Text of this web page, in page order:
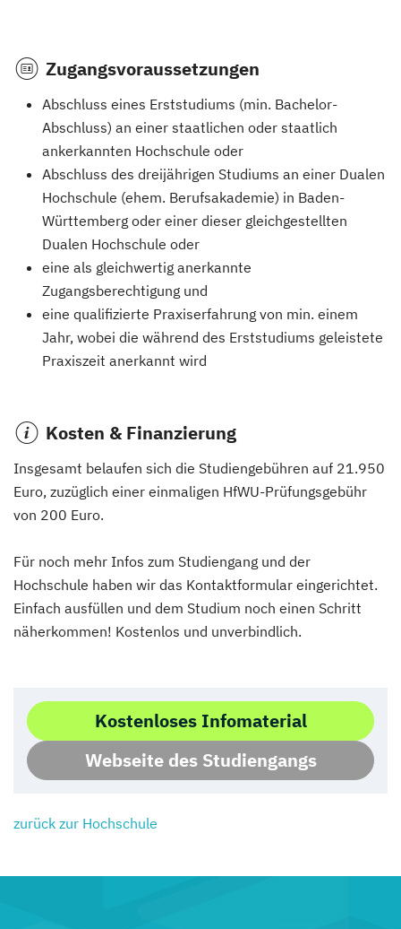
Zugangsvoraussetzungen
Abschluss eines Erststudiums (min. Bachelor-
Abschluss) an einer staatlichen oder staatlich
ankerkannten Hochschule oder
Abschluss des dreijährigen Studiums an einer Dualen
Hochschule (ehem. Berufsakademie) in Baden-
Württemberg oder einer dieser gleichgestellten
Dualen Hochschule oder
eine als gleichwertig anerkannte
Zugangsberechtigung und
eine qualifizierte Praxiserfahrung von min. einem
Jahr, wobei die während des Erststudiums geleistete
Praxiszeit anerkannt wird
Kosten & Finanzierung
Insgesamt belaufen sich die Studiengebühren auf 21.950
Euro, zuzüglich einer einmaligen HfWU-Prüfungsgebühr
von 200 Euro.
Für noch mehr Infos zum Studiengang und der
Hochschule haben wir das Kontaktformular eingerichtet.
Einfach ausfüllen und dem Studium noch einen Schritt
näherkommen! Kostenlos und unverbindlich.
Kostenloses Infomaterial
Webseite des Studiengangs
zurück zur Hochschule